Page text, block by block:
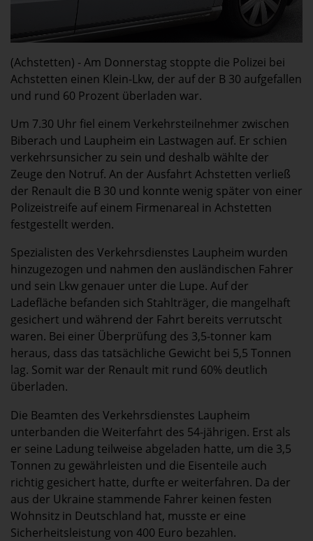
(Achstetten) - Am Donnerstag stoppte die Polizei bei
Achstetten einen Klein-Lkw, der auf der B 30 aufgefallen
und rund 60 Prozent überladen war.
Um 7.30 Uhr fiel einem Verkehrsteilnehmer zwischen
Biberach und Laupheim ein Lastwagen auf. Er schien
verkehrsunsicher zu sein und deshalb wählte der
Zeuge den Notruf. An der Ausfahrt Achstetten verließ
der Renault die B 30 und konnte wenig später von einer
Polizeistreife auf einem Firmenareal in Achstetten
festgestellt werden.
Spezialisten des Verkehrsdienstes Laupheim wurden
hinzugezogen und nahmen den ausländischen Fahrer
und sein Lkw genauer unter die Lupe. Auf der
Ladefläche befanden sich Stahlträger, die mangelhaft
gesichert und während der Fahrt bereits verrutscht
waren. Bei einer Überprüfung des 3,5-tonner kam
heraus, dass das tatsächliche Gewicht bei 5,5 Tonnen
lag. Somit war der Renault mit rund 60% deutlich
überladen.
Die Beamten des Verkehrsdienstes Laupheim
unterbanden die Weiterfahrt des 54-jährigen. Erst als
er seine Ladung teilweise abgeladen hatte, um die 3,5
Tonnen zu gewährleisten und die Eisenteile auch
richtig gesichert hatte, durfte er weiterfahren. Da der
aus der Ukraine stammende Fahrer keinen festen
Wohnsitz in Deutschland hat, musste er eine
Sicherheitsleistung von 400 Euro bezahlen.